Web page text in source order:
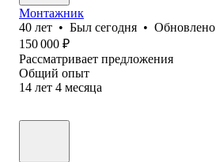
Монтажник
40 лет • Был сегодня • Обновлено
150 000 ₽
Рассматривает предложения
Общий опыт
14 лет 4 месяца